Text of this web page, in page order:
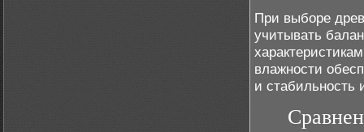
При выборе
учитывать
влажности
и стабильность